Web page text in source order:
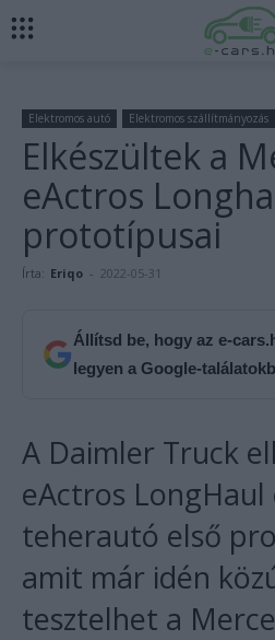
Elektromos autó Elektromos szállítmányozás
Elkészültek a
eActros
prototípusai
Írta: Eriqo - 2022-05-31
Állítsd be, hogy az e-
legyen a Google-
A Daimler Truck
eActros
teherautó első
amit már idén
tesztelhet a